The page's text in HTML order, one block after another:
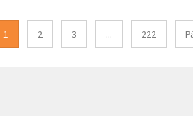
1 2 3 ... 222